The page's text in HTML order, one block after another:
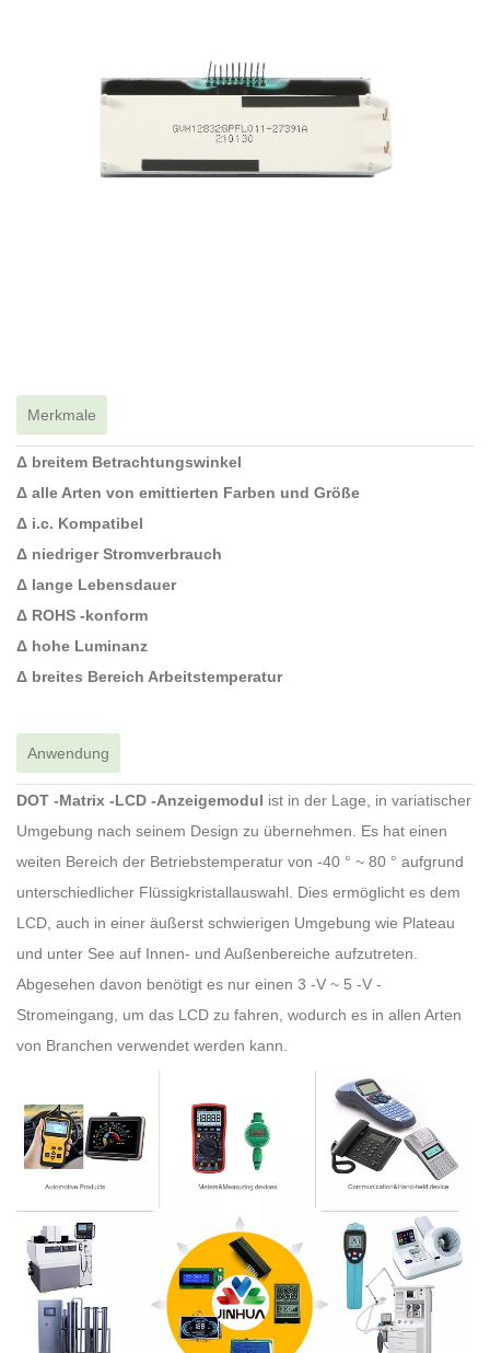
Merkmale
Δ breitem Betrachtungswinkel
Δ alle Arten von emittierten Farben und Größe
Δ i.c. Kompatibel
Δ niedriger Stromverbrauch
Δ lange Lebensdauer
Δ ROHS -konform
Δ hohe Luminanz
Δ breites Bereich Arbeitstemperatur
Anwendung
DOT -Matrix -LCD -Anzeigemodul ist in der Lage, in variatischer
Umgebung nach seinem Design zu übernehmen. Es hat einen
weiten Bereich der Betriebstemperatur von -40 ° ~ 80 ° aufgrund
unterschiedlicher Flüssigkristallauswahl. Dies ermöglicht es dem
LCD, auch in einer äußerst schwierigen Umgebung wie Plateau
und unter See auf Innen- und Außenbereiche aufzutreten.
Abgesehen davon benötigt es nur einen 3 -V ~ 5 -V -
Stromeingang, um das LCD zu fahren, wodurch es in allen Arten
von Branchen verwendet werden kann.